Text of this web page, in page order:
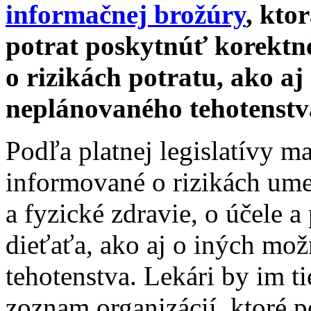
informačnej brožúry,
potrat poskytnúť
o rizikách potratu, ako aj
neplánovaného
Podľa platnej legislatívy
informované o rizikách
a fyzické zdravie, o účele
dieťaťa, ako aj o iných
tehotenstva. Lekári by im